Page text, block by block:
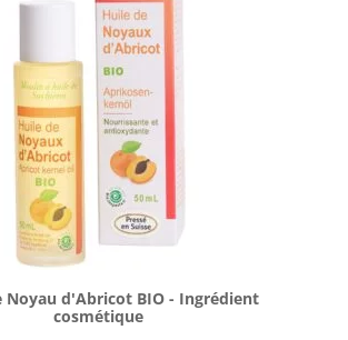
Noyau d'Abricot BIO - Ingrédient
cosmétique